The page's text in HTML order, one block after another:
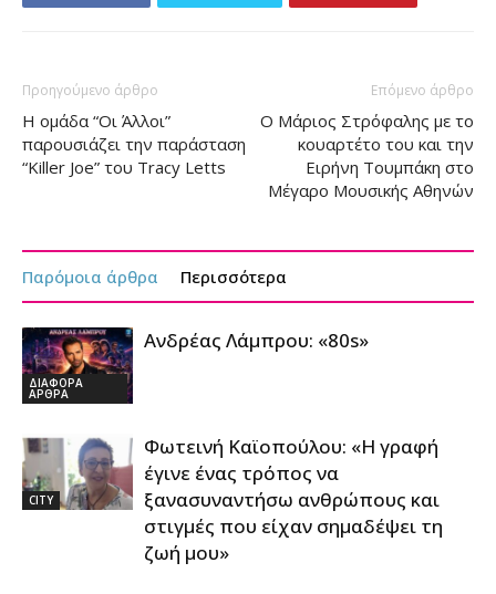
Προηγούμενο άρθρο
Η ομάδα “Οι Άλλοι”
παρουσιάζει την παράσταση
“Killer Joe” του Tracy Letts
Επόμενο άρθρο
Ο Μάριος Στρόφαλης με το
κουαρτέτο του και την
Ειρήνη Τουμπάκη στο
Μέγαρο Μουσικής Αθηνών
Παρόμοια άρθρα Περισσότερα
ΔΙΑΦΟΡΑ
ΑΡΘΡΑ
Ανδρέας Λάμπρου: «80s»
CITY
Φωτεινή Καϊοπούλου: «Η γραφή
έγινε ένας τρόπος να
ξανασυναντήσω ανθρώπους και
στιγμές που είχαν σημαδέψει τη
ζωή μου»